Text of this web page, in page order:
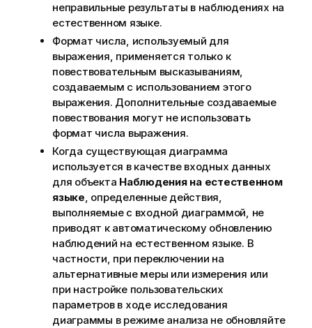
неправильные результаты в наблюдениях на
естественном языке.
Формат числа, используемый для
выражения, применяется только к
повествовательным высказываниям,
создаваемым с использованием этого
выражения. Дополнительные создаваемые
повествования могут не использовать
формат числа выражения.
Когда существующая диаграмма
используется в качестве входных данных
для объекта Наблюдения на естественном
языке, определенные действия,
выполняемые с входной диаграммой, не
приводят к автоматическому обновлению
наблюдений на естественном языке. В
частности, при переключении на
альтернативные меры или измерения или
при настройке пользовательских
параметров в ходе исследования
диаграммы в режиме анализа не обновляйте